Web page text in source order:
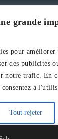
grande
pour améliorer
des publicités
notre trafic. En
à
Tout rejeter